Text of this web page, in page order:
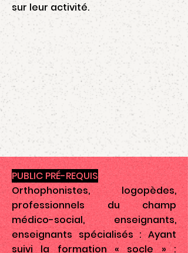
sur leur activité.
PUBLIC PRÉ-REQUIS
Orthophonistes, logopèdes,
professionnels du champ
médico-social, enseignants,
enseignants spécialisés : Ayant
suivi la formation « socle » :